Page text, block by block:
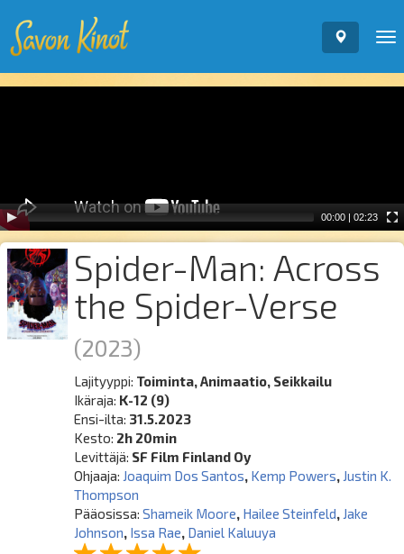
00:00 | 02:23
Spider-Man: Across
the Spider-Verse
(2023)
Lajityyppi: Toiminta, Animaatio, Seikkailu
Ikäraja: K-12 (9)
Ensi-ilta: 31.5.2023
Kesto: 2h 20min
Levittäjä: SF Film Finland Oy
Ohjaaja: Joaquim Dos Santos, Kemp Powers, Justin K.
Thompson
Pääosissa:Shameik Moore, Hailee Steinfeld, Jake
Johnson, Issa Rae, Daniel Kaluuya